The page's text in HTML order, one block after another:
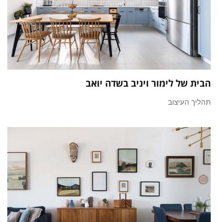
הבית של לימור ויניב בשדה יואב
תהליך העיצוב